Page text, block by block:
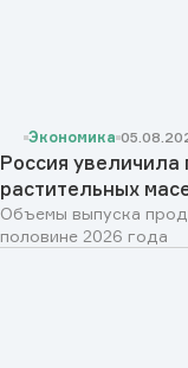
Экономика
Россия увеличила
растительных
Объемы выпуска
половине 2026 года